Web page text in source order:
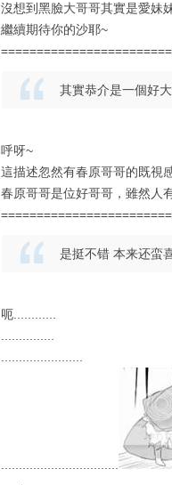
沒想到黑臉大哥哥其實是愛妹
繼續期待你的沙耶~
其實恭介是一個好
呼呀~
這描述忽然有春原哥哥的既視
春原哥哥是位好哥哥，雖然人
是挺不错 本来还
呃............
...............
.......................
.................................